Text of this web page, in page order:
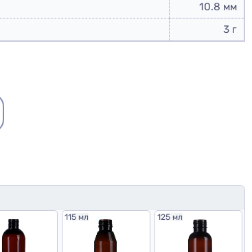
10.8 мм
3 г
115 мл 125 мл